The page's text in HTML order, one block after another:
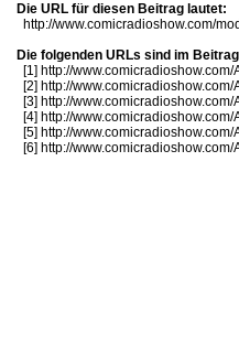
Die URL für diesen Beitrag lautet:
http://www.comicradioshow.com/
Die folgenden URLs sind im
[1] http://www.comicradioshow.com/
[2] http://www.comicradioshow.com/
[3] http://www.comicradioshow.com/
[4] http://www.comicradioshow.com/
[5] http://www.comicradioshow.com/
[6] http://www.comicradioshow.com/